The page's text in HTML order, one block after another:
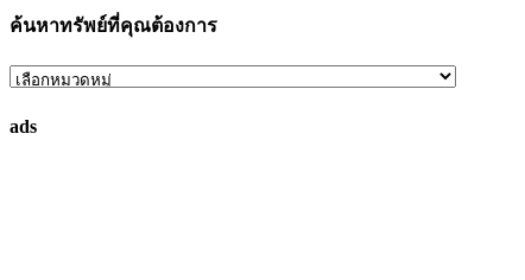
ค้นหาทรัพย์ที่คุณต้องการ
ค้นหา
ที่
ads